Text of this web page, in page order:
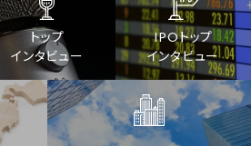
トップ
インタビュー
IPOトップ
インタビュー